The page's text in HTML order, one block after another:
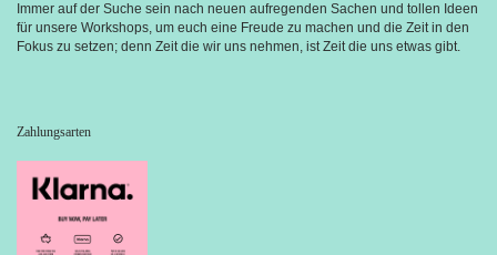
Immer auf der Suche sein nach neuen aufregenden Sachen und tollen Ideen
für unsere Workshops, um euch eine Freude zu machen und die Zeit in den
Fokus zu setzen; denn Zeit die wir uns nehmen, ist Zeit die uns etwas gibt.
Zahlungsarten